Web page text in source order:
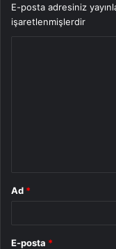
E-posta adresiniz
işaretlenmişlerdir
Ad *
E-posta *